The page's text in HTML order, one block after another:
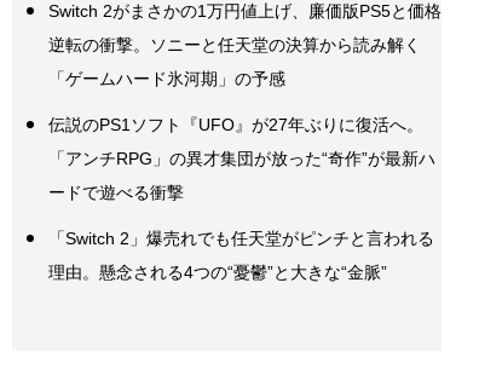
Switch 2がまさかの1万円値上げ、廉価版PS5と価格
逆転の衝撃。ソニーと任天堂の決算から読み解く
「ゲームハード氷河期」の予感
伝説のPS1ソフト『UFO』が27年ぶりに復活へ。
「アンチRPG」の異才集団が放った“奇作”が最新ハ
ードで遊べる衝撃
「Switch 2」爆売れでも任天堂がピンチと言われる
理由。懸念される4つの“憂鬱”と大きな“金脈”